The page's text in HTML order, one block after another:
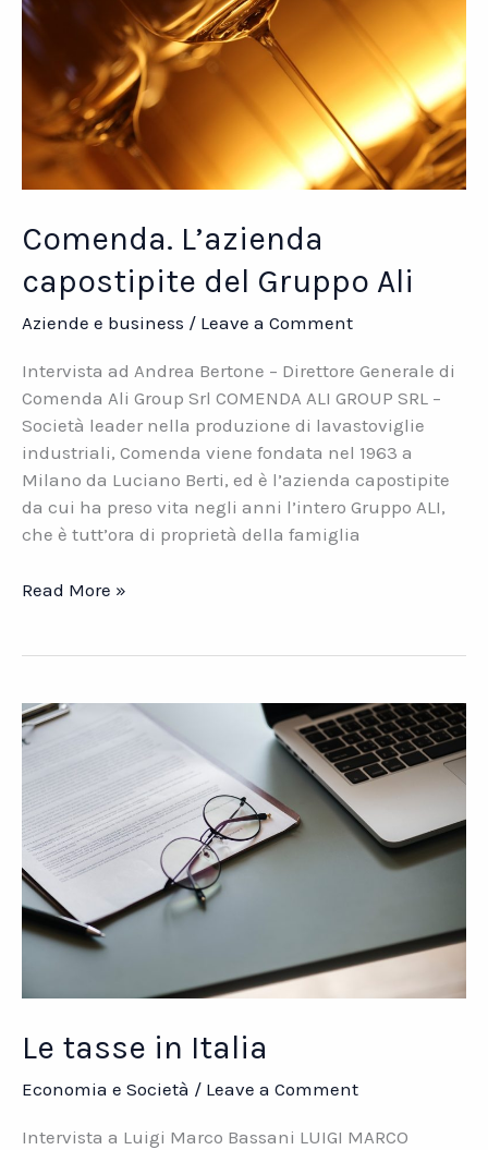
Comenda. L’azienda
capostipite del Gruppo Ali
Aziende e business / Leave a Comment
Intervista ad Andrea Bertone – Direttore Generale di
Comenda Ali Group Srl COMENDA ALI GROUP SRL –
Società leader nella produzione di lavastoviglie
industriali, Comenda viene fondata nel 1963 a
Milano da Luciano Berti, ed è l’azienda capostipite
da cui ha preso vita negli anni l’intero Gruppo ALI,
che è tutt’ora di proprietà della famiglia
Comenda.
Ali
Read More »
Le tasse in Italia
Economia e Società / Leave a Comment
Intervista a Luigi Marco Bassani LUIGI MARCO